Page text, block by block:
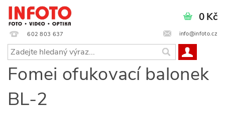
602 803 637 info@infoto.cz
0 Kč
Fomei ofukovací balonek
BL-2